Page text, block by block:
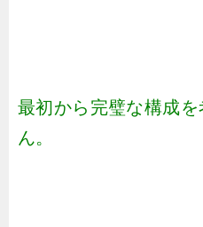
最初から完璧な構成
ん。